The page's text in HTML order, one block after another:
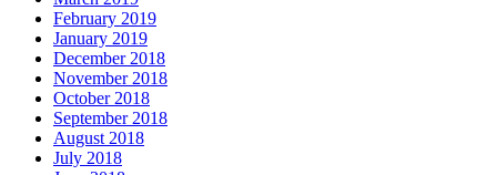
February 2019
January 2019
December 2018
November 2018
October 2018
September 2018
August 2018
July 2018